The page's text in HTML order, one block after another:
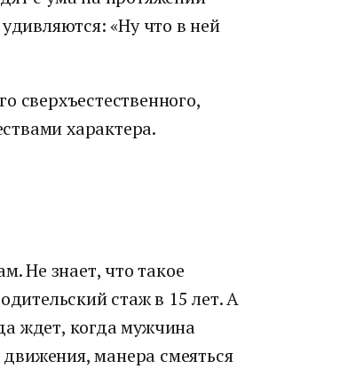
«Ну что в ней
сверхъестественного,
характера.
Не знает, что такое
стаж в 15 лет. А
ждет, когда мужчина
манера смеяться